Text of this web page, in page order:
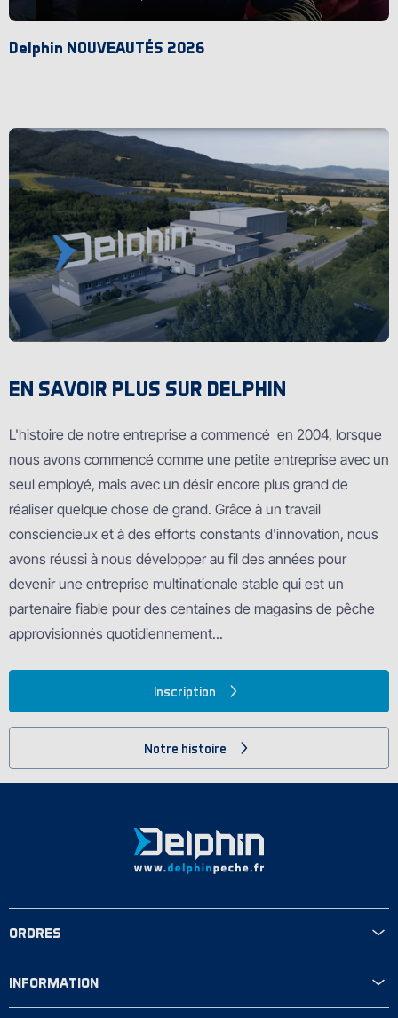
Delphin NOUVEAUTÉS 2026
EN SAVOIR PLUS SUR DELPHIN
L'histoire de notre entreprise a commencé en 2004, lorsque
nous avons commencé comme une petite entreprise avec un
seul employé, mais avec un désir encore plus grand de
réaliser quelque chose de grand. Grâce à un travail
consciencieux et à des efforts constants d'innovation, nous
avons réussi à nous développer au fil des années pour
devenir une entreprise multinationale stable qui est un
partenaire fiable pour des centaines de magasins de pêche
approvisionnés quotidiennement...
Inscription
Notre histoire
ORDRES
INFORMATION